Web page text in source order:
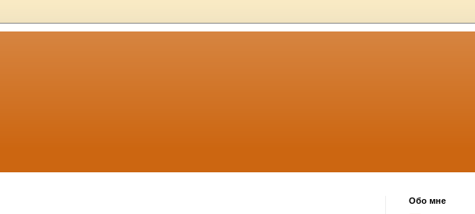
Обо мне